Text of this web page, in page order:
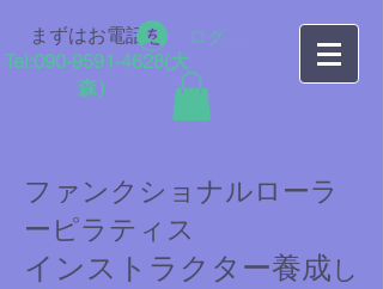
まずはお電話を
Tel:090-9591-4628​(大
森）
ログイン
ファンクショナルローラ
ーピラティス
インストラクター養成 し